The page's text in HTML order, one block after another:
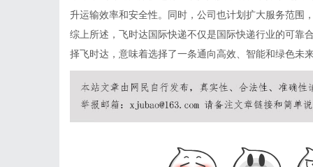
升运输效率和安全性。同时，公司也计划扩大服务范围
综上所述，飞时达国际快递不仅是国际快递行业的可靠
择飞时达，意味着选择了一条通向高效、智能和绿色未